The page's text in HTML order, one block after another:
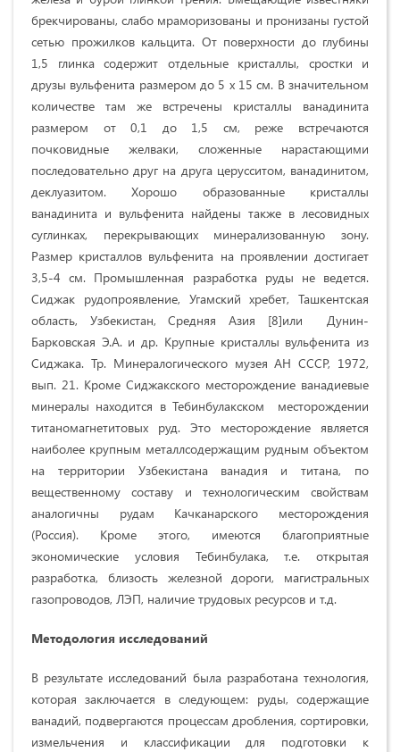
брекчированы, слабо мраморизованы и пронизаны густой
сетью прожилков кальцита. От поверхности до глубины
1,5 глинка содержит отдельные кристаллы, сростки и
друзы вульфенита размером до 5 х 15 см. В значительном
количестве там же встречены кристаллы ванадинита
размером от 0,1 до 1,5 см, реже встречаются
почковидные желваки, сложенные нарастающими
последовательно друг на друга церусситом, ванадинитом,
деклуазитом. Хорошо образованные кристаллы
ванадинита и вульфенита найдены также в лесовидных
суглинках, перекрывающих минерализованную зону.
Размер кристаллов вульфенита на проявлении достигает
3,5-4 см. Промышленная разработка руды не ведется.
Сиджак рудопроявление, Угамский хребет, Ташкентская
область, Узбекистан, Средняя Азия [8]или Дунин-
Барковская Э.А. и др. Крупные кристаллы вульфенита из
Сиджака. Тр. Минералогического музея АН СССР, 1972,
вып. 21. Кроме Сиджакского месторождение ванадиевые
минералы находится в Тебинбулакском месторождении
титаномагнетитовых руд. Это месторождение является
наиболее крупным металлсодержащим рудным объектом
на территории Узбекистана ванадия и титана, по
вещественному составу и технологическим свойствам
аналогичны рудам Качканарского месторождения
(Россия). Кроме этого, имеются благоприятные
экономические условия Тебинбулака, т.е. открытая
разработка, близость железной дороги, магистральных
газопроводов, ЛЭП, наличие трудовых ресурсов и т.д.
Методология исследований
В результате исследований была разработана технология,
которая заключается в следующем: руды, содержащие
ванадий, подвергаются процессам дробления, сортировки,
измельчения и классификации для подготовки к